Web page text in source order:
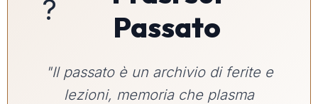
?️
Passato
"Il passato è un archivio di ferite e
lezioni, memoria che plasma